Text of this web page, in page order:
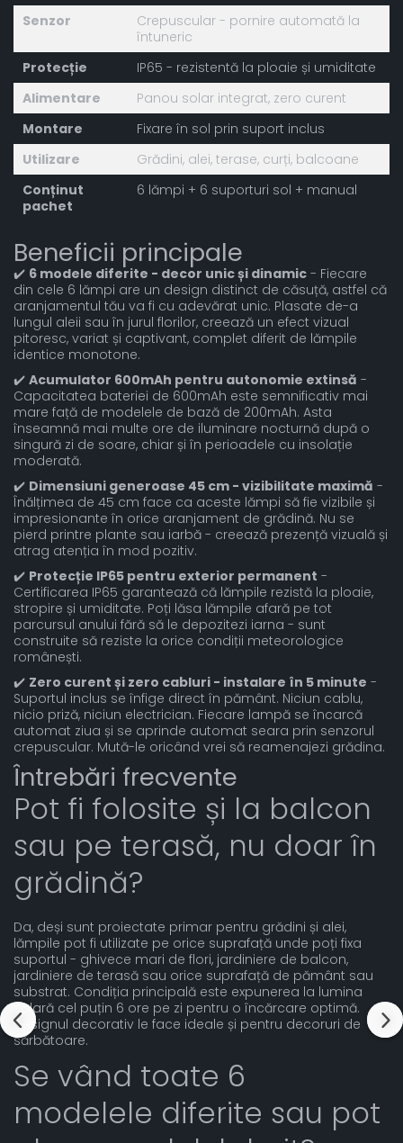
Senzor
Crepuscular - pornire automată la
întuneric
Protecție
IP65 - rezistentă la ploaie și umiditate
Alimentare
Panou solar integrat, zero curent
Montare
Fixare în sol prin suport inclus
Utilizare
Grădini, alei, terase, curți, balcoane
Conținut
pachet
6 lămpi + 6 suporturi sol + manual
Beneficii principale
✔️ 6 modele diferite - decor unic și dinamic - Fiecare
din cele 6 lămpi are un design distinct de căsuță, astfel că
aranjamentul tău va fi cu adevărat unic. Plasate de-a
lungul aleii sau în jurul florilor, creează un efect vizual
pitoresc, variat și captivant, complet diferit de lămpile
identice monotone.
✔️ Acumulator 600mAh pentru autonomie extinsă -
Capacitatea bateriei de 600mAh este semnificativ mai
mare față de modelele de bază de 200mAh. Asta
înseamnă mai multe ore de iluminare nocturnă după o
singură zi de soare, chiar și în perioadele cu insolație
moderată.
✔️ Dimensiuni generoase 45 cm - vizibilitate maximă -
Înălțimea de 45 cm face ca aceste lămpi să fie vizibile și
impresionante în orice aranjament de grădină. Nu se
pierd printre plante sau iarbă - creează prezență vizuală și
atrag atenția în mod pozitiv.
✔️ Protecție IP65 pentru exterior permanent -
Certificarea IP65 garantează că lămpile rezistă la ploaie,
stropire și umiditate. Poți lăsa lămpile afară pe tot
parcursul anului fără să le depozitezi iarna - sunt
construite să reziste la orice condiții meteorologice
românești.
✔️ Zero curent și zero cabluri - instalare în 5 minute -
Suportul inclus se înfige direct în pământ. Niciun cablu,
nicio priză, niciun electrician. Fiecare lampă se încarcă
automat ziua și se aprinde automat seara prin senzorul
crepuscular. Mută-le oricând vrei să reamenajezi grădina.
Întrebări frecvente
Pot fi folosite și la balcon
sau pe terasă, nu doar în
grădină?
Da, deși sunt proiectate primar pentru grădini și alei,
lămpile pot fi utilizate pe orice suprafață unde poți fixa
suportul - ghivece mari de flori, jardiniere de balcon,
jardiniere de terasă sau orice suprafață de pământ sau
substrat. Condiția principală este expunerea la lumina
solară cel puțin 6 ore pe zi pentru o încărcare optimă.
Designul decorativ le face ideale și pentru decoruri de
sărbătoare.
Se vând toate 6
modelele diferite sau pot